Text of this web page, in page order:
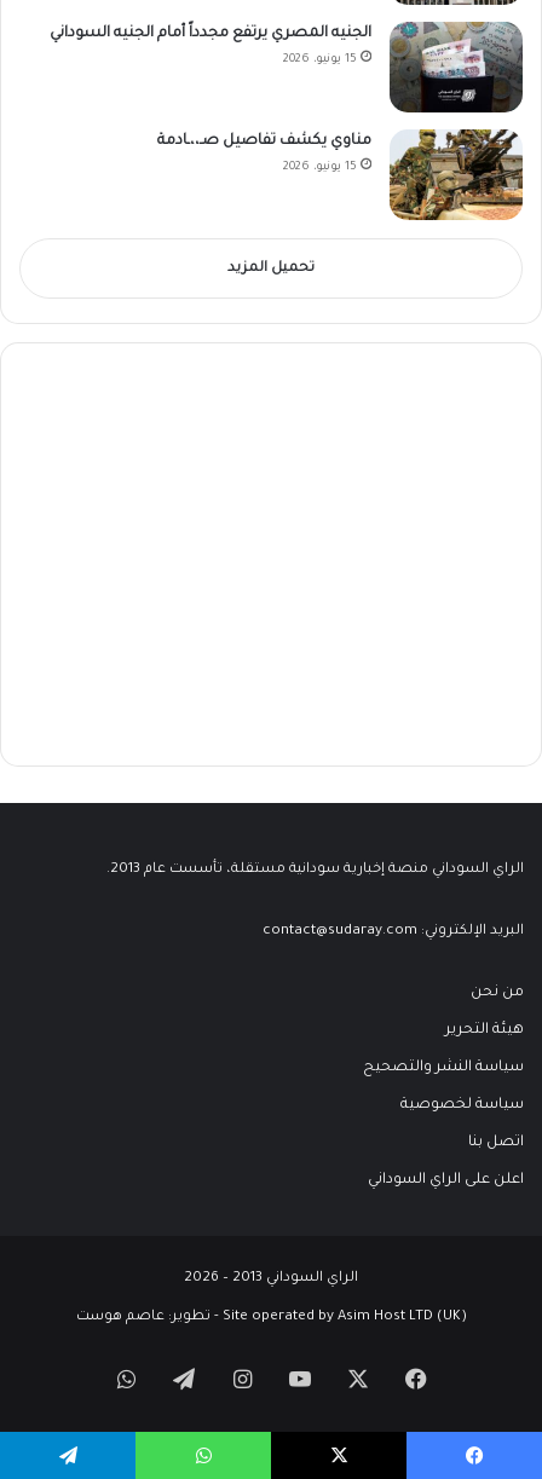
الجنيه المصري يرتفع مجدداً أمام الجنيه السوداني
15 يونيو، 2026
مناوي يكشف تفاصيل صـ،،ـادمة
15 يونيو، 2026
تحميل المزيد
الراي السوداني منصة إخبارية سودانية مستقلة، تأسست عام 2013.
البريد الإلكتروني: contact@sudaray.com
من نحن
هيئة التحرير
سياسة النشر والتصحيح
سياسة لخصوصية
اتصل بنا
اعلن على الراي السوداني
الراي السوداني 2013 – 2026
Site operated by Asim Host LTD (UK) - تطوير: عاصم هوست
فيسبوك ‫YouTubeانستقرامتيلقرامواتساب